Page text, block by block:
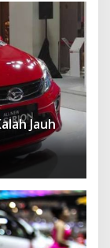
Jauh